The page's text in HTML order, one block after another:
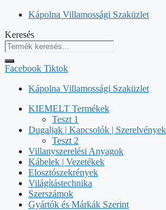
Kilépés
tartalomba
Kápolna Villamossági Szaküzlet
Keresés
Facebook Tiktok
Kápolna Villamossági Szaküzlet
KIEMELT Termékek
Teszt 1
Dugaljak | Kapcsolók | Szerelvények
Teszt 2
Villanyszerelési Anyagok
Kábelek | Vezetékek
Elosztószekrények
Világítástechnika
Szerszámok
Gyártók és Márkák Szerint